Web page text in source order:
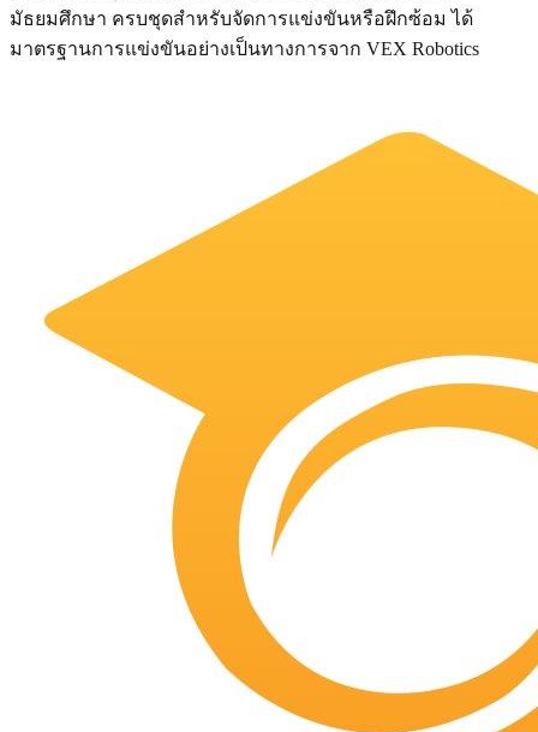
มัธยมศึกษา ครบชุดสำหรับจัดการแข่งขันหรือฝึกซ้อม ได้
มาตรฐานการแข่งขันอย่างเป็นทางการจาก VEX Robotics